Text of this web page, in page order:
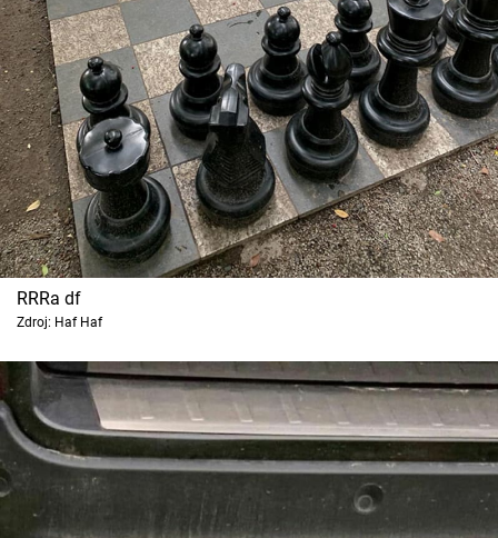
RRRa df
Zdroj: Haf Haf